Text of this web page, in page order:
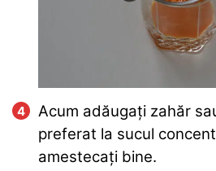
Acum adăugați zahăr
preferat la sucul
amestecați bine.